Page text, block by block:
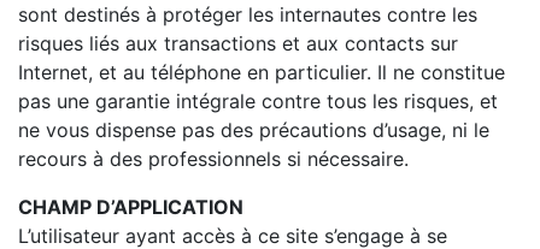
sont destinés à protéger les internautes contre les
risques liés aux transactions et aux contacts sur
Internet, et au téléphone en particulier. Il ne constitue
pas une garantie intégrale contre tous les risques, et
ne vous dispense pas des précautions d’usage, ni le
recours à des professionnels si nécessaire.
CHAMP D’APPLICATION
L’utilisateur ayant accès à ce site s’engage à se